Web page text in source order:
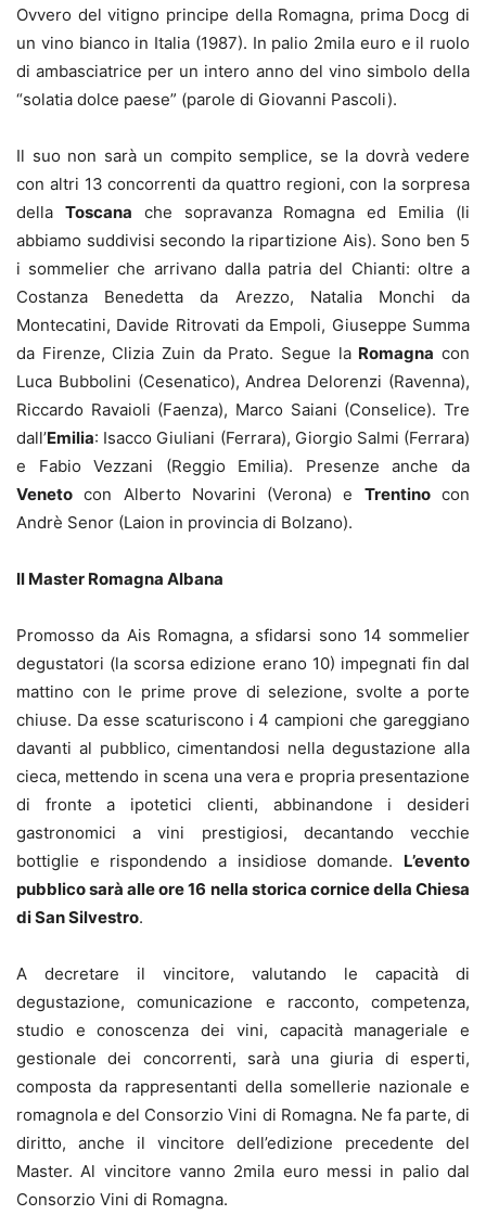
Ovvero del vitigno principe della Romagna, prima Docg di
un vino bianco in Italia (1987). In palio 2mila euro e il ruolo
di ambasciatrice per un intero anno del vino simbolo della
“solatia dolce paese” (parole di Giovanni Pascoli).
Il suo non sarà un compito semplice, se la dovrà vedere
con altri 13 concorrenti da quattro regioni, con la sorpresa
della Toscana che sopravanza Romagna ed Emilia (li
abbiamo suddivisi secondo la ripartizione Ais). Sono ben 5
i sommelier che arrivano dalla patria del Chianti: oltre a
Costanza Benedetta da Arezzo, Natalia Monchi da
Montecatini, Davide Ritrovati da Empoli, Giuseppe Summa
da Firenze, Clizia Zuin da Prato. Segue la Romagna con
Luca Bubbolini (Cesenatico), Andrea Delorenzi (Ravenna),
Riccardo Ravaioli (Faenza), Marco Saiani (Conselice). Tre
dall’Emilia: Isacco Giuliani (Ferrara), Giorgio Salmi (Ferrara)
e Fabio Vezzani (Reggio Emilia). Presenze anche da
Veneto con Alberto Novarini (Verona) e Trentinocon
Andrè Senor (Laion in provincia di Bolzano).
Il Master Romagna Albana
Promosso da Ais Romagna, a sfidarsi sono 14 sommelier
degustatori (la scorsa edizione erano 10) impegnati fin dal
mattino con le prime prove di selezione, svolte a porte
chiuse. Da esse scaturiscono i 4 campioni che gareggiano
davanti al pubblico, cimentandosi nella degustazione alla
cieca, mettendo in scena una vera e propria presentazione
di fronte a ipotetici clienti, abbinandone i desideri
gastronomici a vini prestigiosi, decantando vecchie
bottiglie e rispondendo a insidiose domande. L’evento
pubblico sarà alle ore 16 nella storica cornice della Chiesa
di San Silvestro.
A decretare il vincitore, valutando le capacità di
degustazione, comunicazione e racconto, competenza,
studio e conoscenza dei vini, capacità manageriale e
gestionale dei concorrenti, sarà una giuria di esperti,
composta da rappresentanti della somellerie nazionale e
romagnola e del Consorzio Vini di Romagna. Ne fa parte, di
diritto, anche il vincitore dell’edizione precedente del
Master. Al vincitore vanno 2mila euro messi in palio dal
Consorzio Vini di Romagna.